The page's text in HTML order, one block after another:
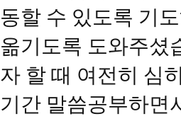
동할 수 있도록 기
옮기도록 도와주셨
자 할 때 여전히 심
기간 말씀공부하면